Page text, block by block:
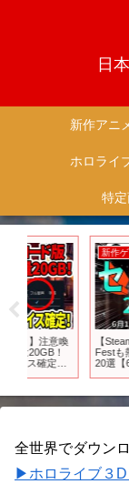
日
新作アニ
ホロライ
新作ゲーム
【Steamセール】
Festも熱い！おすす
20選【6月17日まで
全世界でダウン
▶ホロライブ３